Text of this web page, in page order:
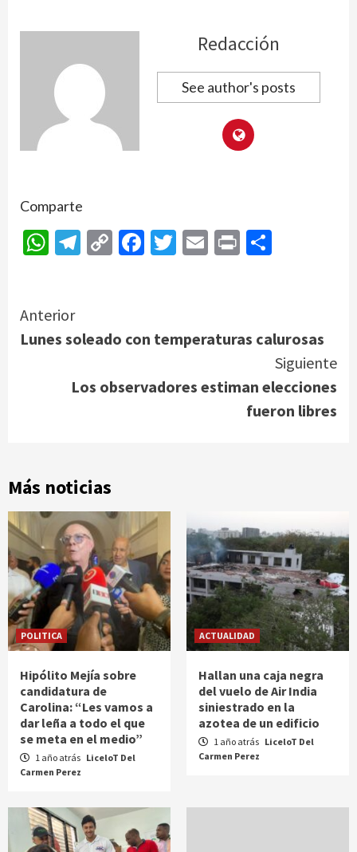
Redacción
See author's posts
Comparte
WhatsApp
Telegram
CopyFacebook
Twitter
Email
Print
Continue
Reading
Anterior
Lunes soleado con temperaturas calurosas
Siguiente
Los observadores estiman elecciones
fueron libres
Más noticias
POLITICA
Hipólito Mejía sobre
candidatura de
Carolina: “Les vamos a
dar leña a todo el que
se meta en el medio”
1 año atrás LiceloT Del
Carmen Perez
ACTUALIDAD
Hallan una caja negra
del vuelo de Air India
siniestrado en la
azotea de un edificio
1 año atrás LiceloT Del
Carmen Perez